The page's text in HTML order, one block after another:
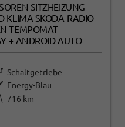
SITZHEIZUNG
KLIMA SKODA-RADIO
TEMPOMAT
+ ANDROID AUTO
Schaltgetriebe
Energy-Blau
716 km